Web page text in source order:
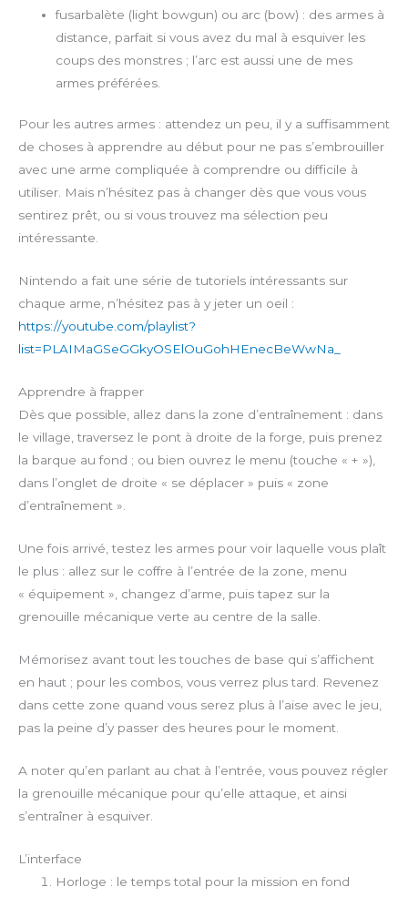
fusarbalète (light bowgun) ou arc (bow) : des armes à
distance, parfait si vous avez du mal à esquiver les
coups des monstres ; l’arc est aussi une de mes
armes préférées.
Pour les autres armes : attendez un peu, il y a suffisamment
de choses à apprendre au début pour ne pas s’embrouiller
avec une arme compliquée à comprendre ou difficile à
utiliser. Mais n’hésitez pas à changer dès que vous vous
sentirez prêt, ou si vous trouvez ma sélection peu
intéressante.
Nintendo a fait une série de tutoriels intéressants sur
chaque arme, n’hésitez pas à y jeter un oeil :
https://youtube.com/playlist?
list=PLAIMaGSeGGkyOSElOuGohHEnecBeWwNa_
Apprendre à frapper
Dès que possible, allez dans la zone d’entraînement : dans
le village, traversez le pont à droite de la forge, puis prenez
la barque au fond ; ou bien ouvrez le menu (touche « + »),
dans l’onglet de droite « se déplacer » puis « zone
d’entraînement ».
Une fois arrivé, testez les armes pour voir laquelle vous plaît
le plus : allez sur le coffre à l’entrée de la zone, menu
« équipement », changez d’arme, puis tapez sur la
grenouille mécanique verte au centre de la salle.
Mémorisez avant tout les touches de base qui s’affichent
en haut ; pour les combos, vous verrez plus tard. Revenez
dans cette zone quand vous serez plus à l’aise avec le jeu,
pas la peine d’y passer des heures pour le moment.
A noter qu’en parlant au chat à l’entrée, vous pouvez régler
la grenouille mécanique pour qu’elle attaque, et ainsi
s’entraîner à esquiver.
L’interface
Horloge : le temps total pour la mission en fond